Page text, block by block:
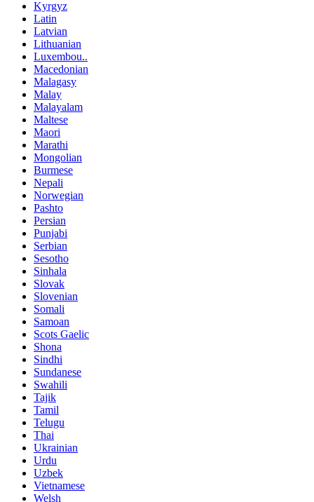
Kyrgyz
Latin
Latvian
Lithuanian
Luxembou..
Macedonian
Malagasy
Malay
Malayalam
Maltese
Maori
Marathi
Mongolian
Burmese
Nepali
Norwegian
Pashto
Persian
Punjabi
Serbian
Sesotho
Sinhala
Slovak
Slovenian
Somali
Samoan
Scots Gaelic
Shona
Sindhi
Sundanese
Swahili
Tajik
Tamil
Telugu
Thai
Ukrainian
Urdu
Uzbek
Vietnamese
Welsh